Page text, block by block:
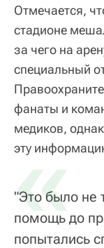
Отмечается,
стадионе
за чего на
специальный
фанаты и
медиков,
эту
«
"Это было не
помощь до
попытались